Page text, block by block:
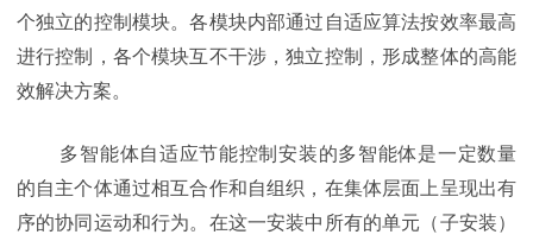
个独立的控制模块。各模块内部通过自适应算法按效率最高
进行控制，各个模块互不干涉，独立控制，形成整体的高能
效解决方案。
多智能体自适应节能控制安装的多智能体是一定数量
的自主个体通过相互合作和自组织，在集体层面上呈现出有
序的协同运动和行为。在这一安装中所有的单元（子安装）